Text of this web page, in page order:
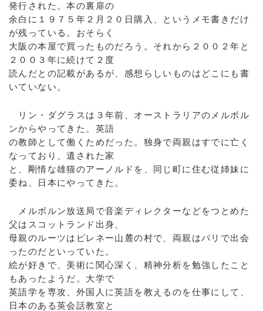
発行された。本の裏扉の
余白に１９７５年２月２０日購入、というメモ書きだけ
が残っている。おそらく
大阪の本屋で買ったものだろう。それから２００２年と
２００３年に続けて２度
読んだとの記載があるが、感想らしいものはどこにも書
いていない。
リン・ダグラスは３年前、オーストラリアのメルボル
ンからやってきた。英語
の教師として働くためだった。独身で両親はすでに亡く
なっており、遺された家
と、剛情な雄猫のアーノルドを、同じ町に住む従姉妹に
委ね、日本にやってきた。
メルボルン放送局で音楽ディレクターなどをつとめた
父はスコットランド出身、
母親のルーツはピレネー山麓の村で、両親はパリで出会
ったのだといっていた。
絵が好きで、美術に関心深く、精神分析を勉強したこと
もあったようだ。大学で
英語学を専攻、外国人に英語を教えるのを仕事にして、
日本のある英会話教室と